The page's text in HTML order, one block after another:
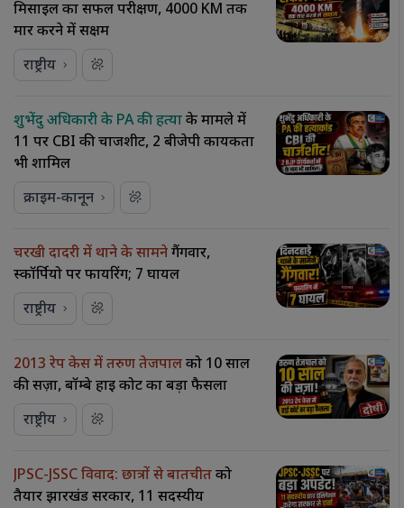
मिसाइल का सफल परीक्षण, 4000 KM तक
मार करने में सक्षम
राष्ट्रीय
शुभेंदु अधिकारी के PA की हत्याके मामले में
11 पर CBI की चार्जशीट, 2 बीजेपी कार्यकर्ता
भी शामिल
क्राइम-कानून
चरखी दादरी में थाने के सामनेगैंगवार,
स्कॉर्पियो पर फायरिंग; 7 घायल
राष्ट्रीय
2013 रेप केस में तरुण तेजपालको 10 साल
की सज़ा, बॉम्बे हाई कोर्ट का बड़ा फैसला
राष्ट्रीय
JPSC-JSSC विवाद: छात्रों से बातचीतको
तैयार झारखंड सरकार, 11 सदस्यीय